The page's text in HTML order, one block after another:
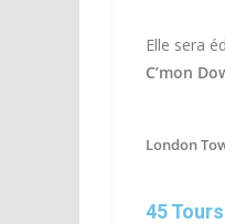
Elle sera
C’mon
London
45